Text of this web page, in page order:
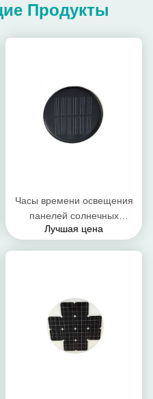
Продукты
Часы времени освещения
панелей солнечных
батарей 8 до 10
Лучшая цена